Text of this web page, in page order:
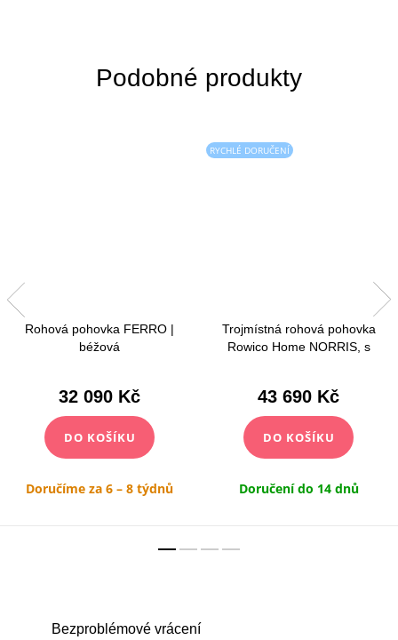
Rohová pohovka FERRO |
béžová
32 090 Kč
DO KOŠÍKU
Doručíme za 6 – 8 týdnů
RYCHLÉ DORUČENÍ
Trojmístná rohová pohovka
Rowico Home NORRIS, s
43 690 Kč
DO KOŠÍKU
Doručení do 14 dnů
Bezproblémové vrácení